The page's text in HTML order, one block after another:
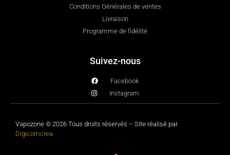
Conditions Générales de ventes
Livraison
Programme de fidélité
Suivez-nous
Facebook
Instagram
Vapozone © 2026 Tous droits réservés – Site réalisé par
Digicomcrea